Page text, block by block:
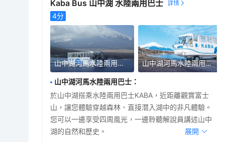
Kaba Bus 山中湖 水陸兩用巴士
4分
山中湖河馬水陸兩用巴士 山中湖河馬水陸兩用巴士
山中湖河馬水陸兩用巴士 ：
於山中湖搭乘水陸兩用巴士KABA，近距離觀賞富士
山，讓您體驗穿越森林、直接潛入湖中的非凡體驗。
您可以一邊享受四周風光，一邊聆聽解說員講述山中
湖的自然和歷史。
展開